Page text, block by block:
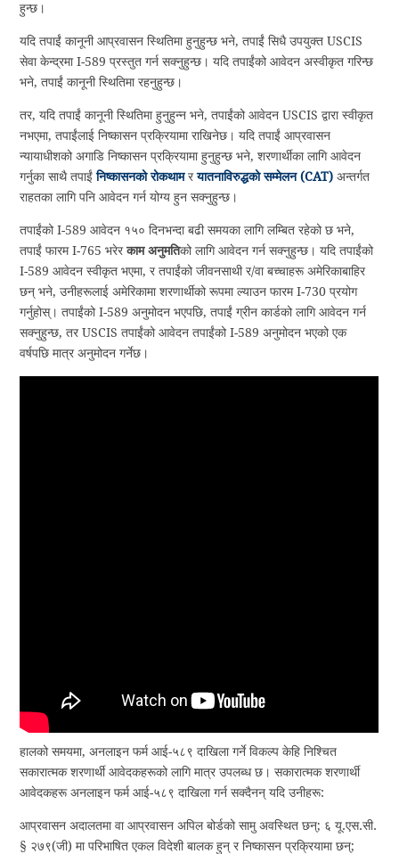
हुन्छ।
यदि तपाईं कानूनी आप्रवासन स्थितिमा हुनुहुन्छ भने, तपाईं सिधै उपयुक्त USCIS
सेवा केन्द्रमा I-589 प्रस्तुत गर्न सक्नुहुन्छ। यदि तपाईंको आवेदन अस्वीकृत गरिन्छ
भने, तपाईं कानूनी स्थितिमा रहनुहुन्छ।
तर, यदि तपाईं कानूनी स्थितिमा हुनुहुन्न भने, तपाईंको आवेदन USCIS द्वारा स्वीकृत
नभएमा, तपाईंलाई निष्कासन प्रक्रियामा राखिनेछ। यदि तपाईं आप्रवासन
न्यायाधीशको अगाडि निष्कासन प्रक्रियामा हुनुहुन्छ भने, शरणार्थीका लागि आवेदन
गर्नुका साथै तपाईंनिष्कासनको रोकथामरयातनाविरुद्धको सम्मेलन (CAT) अन्तर्गत
राहतका लागि पनि आवेदन गर्न योग्य हुन सक्नुहुन्छ।
तपाईंको I-589 आवेदन १५० दिनभन्दा बढी समयका लागि लम्बित रहेको छ भने,
तपाईं फारम I-765 भरेरकाम अनुमतिको लागि आवेदन गर्न सक्नुहुन्छ। यदि तपाईंको
I-589 आवेदन स्वीकृत भएमा, र तपाईंको जीवनसाथी र/वा बच्चाहरू अमेरिकाबाहिर
छन् भने, उनीहरूलाई अमेरिकामा शरणार्थीको रूपमा ल्याउन फारम I-730 प्रयोग
गर्नुहोस्। तपाईंको I-589 अनुमोदन भएपछि, तपाईं ग्रीन कार्डको लागि आवेदन गर्न
सक्नुहुन्छ, तर USCIS तपाईंको आवेदन तपाईंको I-589 अनुमोदन भएको एक
वर्षपछि मात्र अनुमोदन गर्नेछ।
हालको समयमा, अनलाइन फर्म आई-५८९ दाखिला गर्ने विकल्प केहि निश्चित
सकारात्मक शरणार्थी आवेदकहरूको लागि मात्र उपलब्ध छ। सकारात्मक शरणार्थी
आवेदकहरू अनलाइन फर्म आई-५८९ दाखिला गर्न सक्दैनन् यदि उनीहरू:
आप्रवासन अदालतमा वा आप्रवासन अपिल बोर्डको सामु अवस्थित छन्; ६ यू.एस.सी.
§ २७९(जी) मा परिभाषित एकल विदेशी बालक हुन् र निष्कासन प्रक्रियामा छन्;